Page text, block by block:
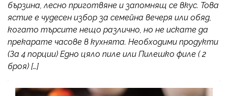
бързина, лесно приготвяне и запомнящ се вкус. Това
ястие е чудесен избор за семейна вечеря или обяд,
когато търсите нещо различно, но не искате да
прекарате часове в кухнята. Необходими продукти
(За 4 порции) Едно цяло пиле или Пилешко филе ( 2
броя) […]